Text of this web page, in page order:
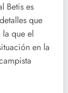
Betis es
que
que el
en la